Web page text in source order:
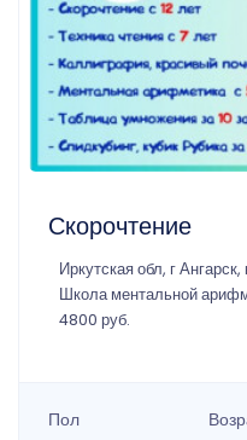
Скорочтение
Иркутская обл, г
Школа ментальной
4800 руб.
Пол